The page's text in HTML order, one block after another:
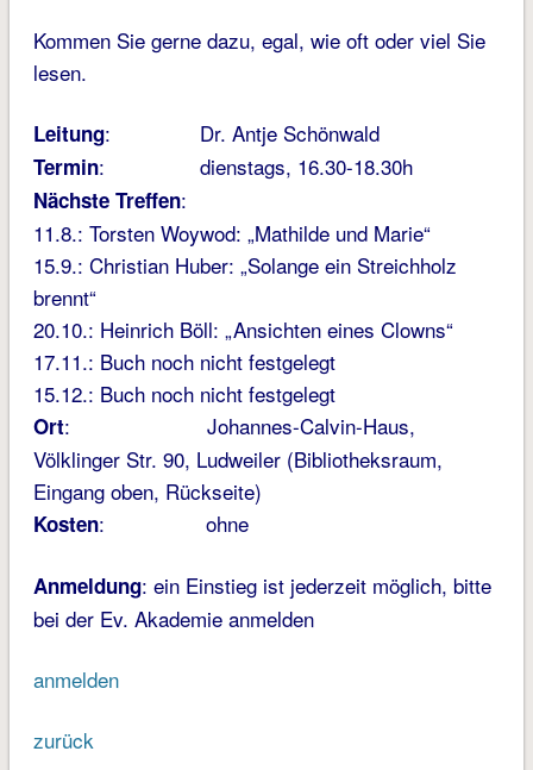
Kommen Sie gerne dazu, egal, wie oft oder viel Sie
lesen.
Leitung: Dr. Antje Schönwald
Termin: dienstags, 16.30-18.30h
Nächste Treffen:
11.8.: Torsten Woywod: „Mathilde und Marie“
15.9.: Christian Huber: „Solange ein Streichholz
brennt“
20.10.: Heinrich Böll: „Ansichten eines Clowns“
17.11.: Buch noch nicht festgelegt
15.12.: Buch noch nicht festgelegt
Ort: Johannes-Calvin-Haus,
Völklinger Str. 90, Ludweiler (Bibliotheksraum,
Eingang oben, Rückseite)
Kosten: ohne
Anmeldung: ein Einstieg ist jederzeit möglich, bitte
bei der Ev. Akademie anmelden
anmelden
zurück